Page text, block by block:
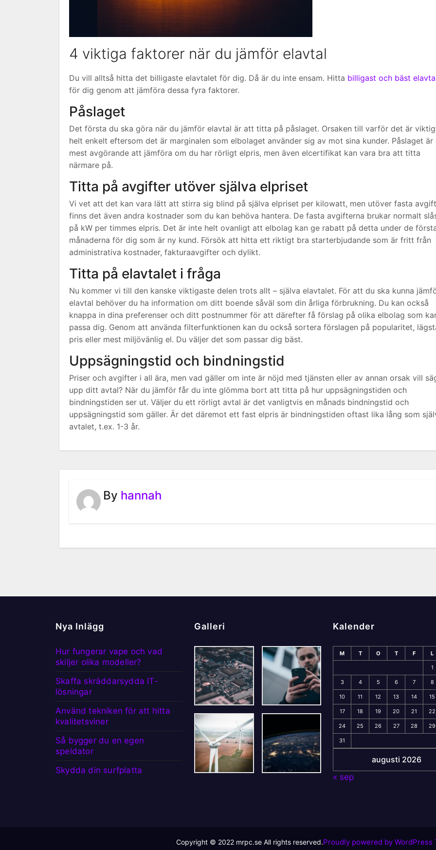
4 viktiga faktorer när du jämför elavtal
Du vill alltså hitta det billigaste elavtalet för dig. Då är du inte ensam. Hitta billigast och bäst
för dig genom att jämföra dessa fyra faktorer.
Påslaget
Det första du ska göra när du jämför elavtal är att titta på påslaget. Orsaken till varför det är
helt enkelt eftersom det är marginalen som elbolaget använder sig av mot sina kunder. Påslaget är
mest avgörande att jämföra om du har rörligt elpris, men även elcertifikat kan vara bra att titta
närmare på.
Titta på avgifter utöver själva elpriset
Vi vet att det kan vara lätt att stirra sig blind på själva elpriset per kilowatt, men utöver fasta
finns det även andra kostnader som du kan behöva hantera. De fasta avgifterna brukar normalt
på kW per timmes elpris. Det är inte helt ovanligt att elbolag kan ge rabatt på detta under de
månaderna för dig som är ny kund. Försök att hitta ett riktigt bra starterbjudande som är fritt från
administrativa kostnader, fakturaavgifter och dylikt.
Titta på elavtalet i fråga
Nu kommer vi till den kanske viktigaste delen trots allt – själva elavtalet. För att du ska kunna
elavtal behöver du ha information om ditt boende såväl som din årliga förbrukning. Du kan också
knappa in dina preferenser och ditt postnummer för att därefter få förslag på olika elbolag som
passa dig. Genom att använda filterfunktionen kan du också sortera förslagen på popularitet,
pris eller mest miljövänlig el. Du väljer det som passar dig bäst.
Uppsägningstid och bindningstid
Priser och avgifter i all ära, men vad gäller om inte är nöjd med tjänsten eller av annan orsak vill
upp ditt avtal? När du jämför får du inte glömma bort att titta på hur uppsägningstiden och
bindningstiden ser ut. Väljer du ett rörligt avtal är det vanligtvis en månads bindningstid och
uppsägningstid som gäller. Är det däremot ett fast elpris är bindningstiden oftast lika lång som
avtalet, t.ex. 1-3 år.
By hannah
Nya Inlägg
Hur fungerar vape och vad
skiljer olika modeller?
Skaffa skräddarsydda IT-
lösningar
Använd tekniken för att hitta
kvalitetsviner
Så bygger du en egen
speldator
Skydda din surfplatta
Galleri Kalender
augusti 2026
M T O T F L
1
3 4 5 6 7 8
10 11 12 13 14 15
17 18 19 20 21 22
24 25 26 27 28 29
31
« sep
Proudly powered by WordPress